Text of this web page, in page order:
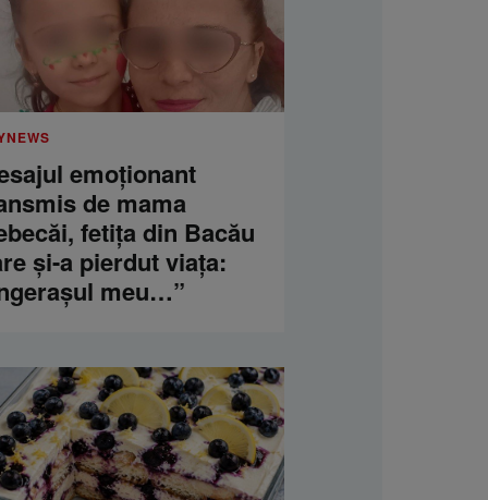
emoționant
de mama
fetița din Bacău
și-a pierdut viața:
meu…”